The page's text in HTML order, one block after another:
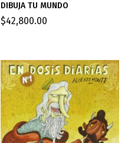
DIBUJA TU MUNDO
$42,800.00